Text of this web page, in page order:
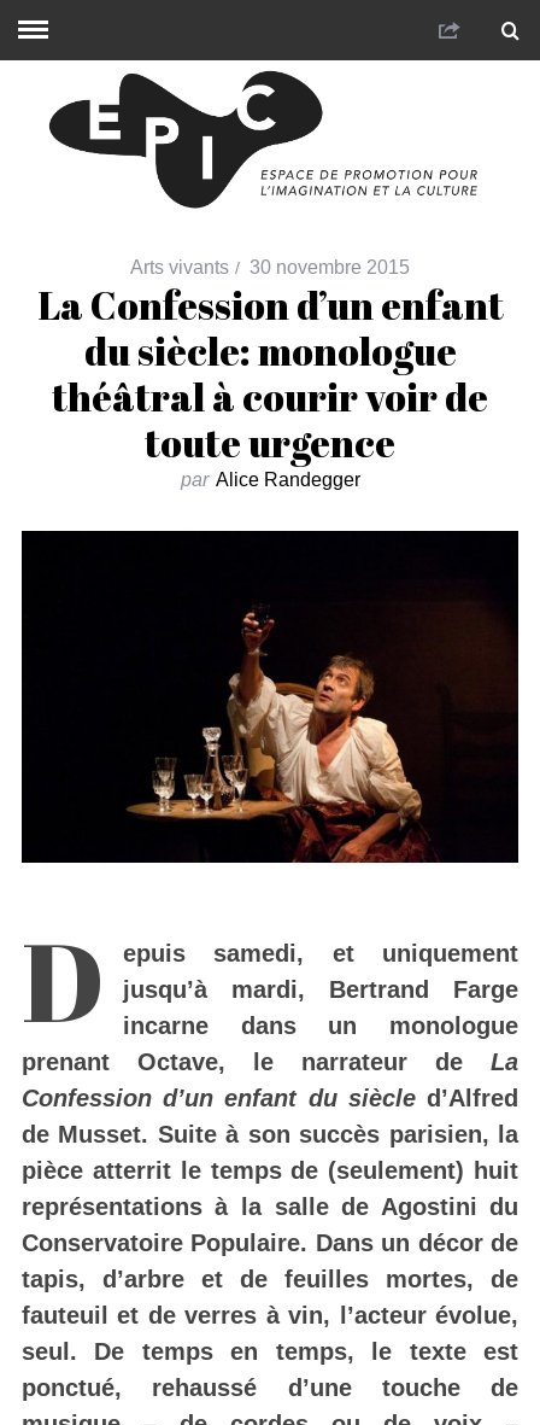
Arts vivants 30 novembre 2015
La Confession d’un enfant
du siècle: monologue
théâtral à courir voir de
toute urgence
par Alice Randegger
D
epuis samedi, et uniquement
jusqu’à mardi, Bertrand Farge
incarne dans un monologue
prenant Octave, le narrateur deLa
Confession d’un enfant du siècled’Alfred
de Musset. Suite à son succès parisien, la
pièce atterrit le temps de (seulement) huit
représentations à la salle de Agostini du
Conservatoire Populaire. Dans un décor de
tapis, d’arbre et de feuilles mortes, de
fauteuil et de verres à vin, l’acteur évolue,
seul. De temps en temps, le texte est
ponctué, rehaussé d’une touche de